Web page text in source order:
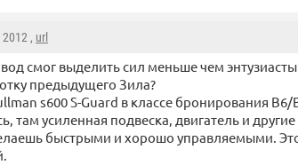
, url
смог выделить сил меньше чем
предыдущего Зила?
s600 S-Guard в классе бронирования B6/
там усиленная подвеска, двигатель и
быстрыми и хорошо управляемыми.